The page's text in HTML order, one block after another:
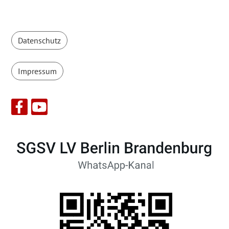
Datenschutz
Impressum